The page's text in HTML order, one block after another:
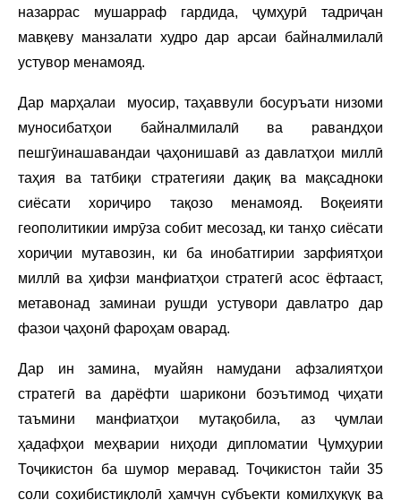
назаррас мушарраф гардида, ҷумҳурӣ тадриҷан
мавқеву манзалати худро дар арсаи байналмилалӣ
устувор менамояд.
Дар марҳалаи муосир, таҳаввули босуръати низоми
муносибатҳои байналмилалӣ ва равандҳои
пешгӯинашавандаи ҷаҳонишавӣ аз давлатҳои миллӣ
таҳия ва татбиқи стратегияи дақиқ ва мақсадноки
сиёсати хориҷиро тақозо менамояд. Воқеияти
геополитикии имрӯза собит месозад, ки танҳо сиёсати
хориҷии мутавозин, ки ба инобатгирии зарфиятҳои
миллӣ ва ҳифзи манфиатҳои стратегӣ асос ёфтааст,
метавонад заминаи рушди устувори давлатро дар
фазои ҷаҳонӣ фароҳам оварад.
Дар ин замина, муайян намудани афзалиятҳои
стратегӣ ва дарёфти шарикони боэътимод ҷиҳати
таъмини манфиатҳои мутақобила, аз ҷумлаи
ҳадафҳои меҳварии ниҳоди дипломатии Ҷумҳурии
Тоҷикистон ба шумор меравад. Тоҷикистон тайи 35
соли соҳибистиқлолӣ ҳамчун субъекти комилҳуқуқ ва